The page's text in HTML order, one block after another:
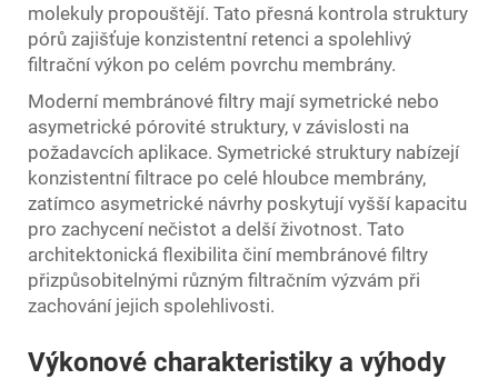
molekuly propouštějí. Tato přesná kontrola struktury
pórů zajišťuje konzistentní retenci a spolehlivý
filtrační výkon po celém povrchu membrány.
Moderní membránové filtry mají symetrické nebo
asymetrické pórovité struktury, v závislosti na
požadavcích aplikace. Symetrické struktury nabízejí
konzistentní filtrace po celé hloubce membrány,
zatímco asymetrické návrhy poskytují vyšší kapacitu
pro zachycení nečistot a delší životnost. Tato
architektonická flexibilita činí membránové filtry
přizpůsobitelnými různým filtračním výzvám při
zachování jejich spolehlivosti.
Výkonové charakteristiky a výhody